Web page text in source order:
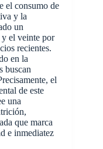
el consumo de
y la
un
y el veinte por
recientes.
en la
buscan
el
de este
una
que marca
e inmediatez